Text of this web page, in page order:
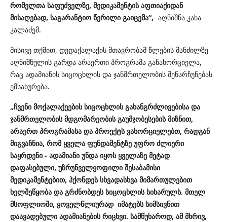
რომელთა საფუძველზე, მედიკამენტის აფთიაქიდან
მისაღებად, საგარანტიო წერილი გაიცემა“,- აღნიშნა კახა
კალაძემ.
მისივე თქმით, დედაქალაქის მთავრობამ წლების მანძილზე
აღნიშნულის გარდა არაერთი პროგრამა განახორციელა,
რაც ადამიანის სიცოცხლის და ჯანმრთელობის შენარჩუნებას
ემსახურება.
„ჩვენი მოქალაქეების სიცოცხლის გახანგრძლივებისა და
ჯანმრთელობის მდგომარეობის გაუმჯობესების მიზნით,
არაერთ პროგრამასა და პროექტს ვახორციელებთ, რადგან
მიგვაჩნია, რომ ყველა ფუნდამენტზე უფრო ძლიერი
საყრდენი - ადამიანი უნდა იყოს ყველაზე მეტად
დაფასებული, უზრუნველყოფილი შესაბამისი
მედიკამენტებით, ჰქონდეს სხვადასხვა მიმართულებით
ხელშეწყობა და გრძნობდეს სიცოცხლის სიხარულს. მთელ
მსოფლიოში, ყოველწლიურად იმატებს სიმსივნით
დაავადებული ადამიანების რიცხვი. სამწუხაროდ, ამ მხრივ,